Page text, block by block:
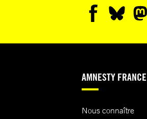
AMNESTY FRANCE
Nous connaître